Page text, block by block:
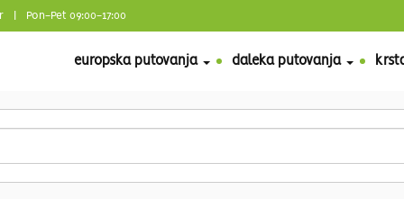
| Pon-Pet 09:00-17:00
europska putovanja daleka putovanja